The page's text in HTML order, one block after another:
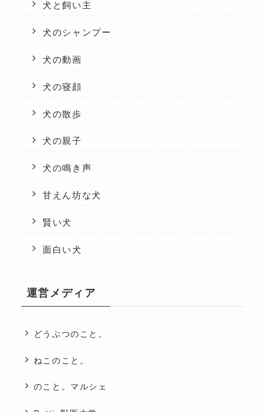
犬と飼い主
犬のシャンプー
犬の動画
犬の寝顔
犬の散歩
犬の親子
犬の鳴き声
甘えん坊な犬
賢い犬
面白い犬
運営メディア
どうぶつのこと。
ねこのこと。
のこと。マルシェ